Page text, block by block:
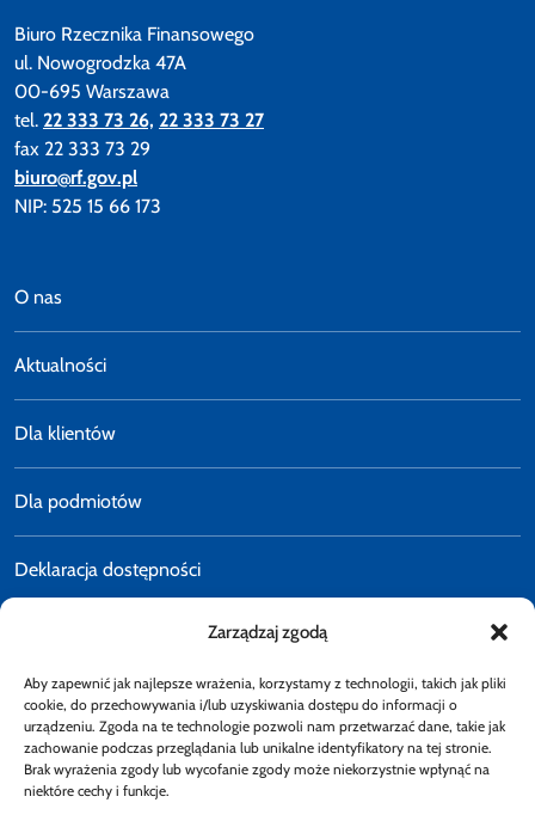
Zarządzaj zgodą
Aby zapewnić jak najlepsze wrażenia, korzystamy z technologii, takich jak pliki
cookie, do przechowywania i/lub uzyskiwania dostępu do informacji o
urządzeniu. Zgoda na te technologie pozwoli nam przetwarzać dane, takie jak
zachowanie podczas przeglądania lub unikalne identyfikatory na tej stronie.
Brak wyrażenia zgody lub wycofanie zgody może niekorzystnie wpłynąć na
niektóre cechy i funkcje.
Biuro Rzecznika Finansowego
ul. Nowogrodzka 47A
00-695 Warszawa
tel. 22 333 73 26, 22 333 73 27
fax 22 333 73 29
biuro@rf.gov.pl
NIP: 525 15 66 173
O nas
Aktualności
Dla klientów
Dla podmiotów
Deklaracja dostępności
E-faktury
Dostępność